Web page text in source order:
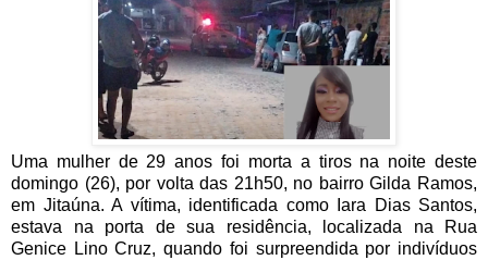
Uma mulher de 29 anos foi morta a tiros na noite deste
domingo (26), por volta das 21h50, no bairro Gilda Ramos,
em Jitaúna. A vítima, identificada como Iara Dias Santos,
estava na porta de sua residência, localizada na Rua
Genice Lino Cruz, quando foi surpreendida por indivíduos